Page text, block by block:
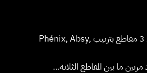
الغناية مكتوبة على 3 مقاطع بترتيب Phénix, Absy,